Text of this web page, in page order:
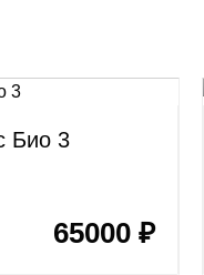
Био 3
65000 ₽